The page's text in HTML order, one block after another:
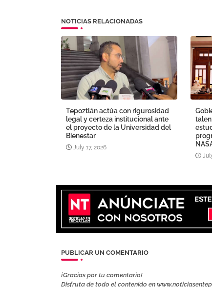
NOTICIAS RELACIONADAS
Tepoztlán actúa con rigurosidad
legal y certeza institucional ante
el proyecto de la Universidad del
Bienestar
July 17, 2026
PUBLICAR UN COMENTARIO
¡Gracias por tu comentario!
Disfruta de todo el contenido en